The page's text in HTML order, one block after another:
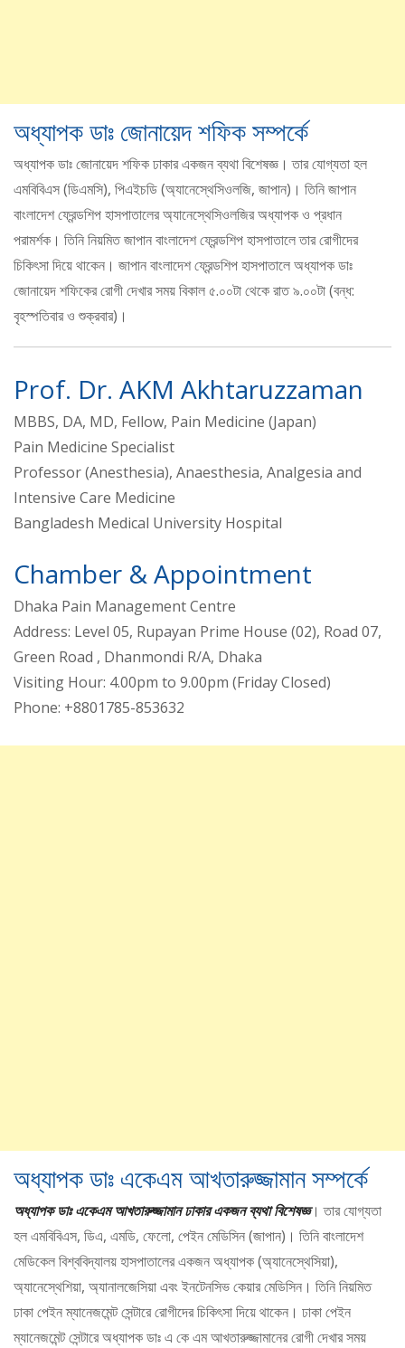
অধ্যাপক ডাঃ জোনায়েদ শফিক সম্পর্কে
অধ্যাপক ডাঃ জোনায়েদ শফিক ঢাকার একজন ব্যথা বিশেষজ্ঞ। তার যোগ্যতা হল
এমবিবিএস (ডিএমসি), পিএইচডি (অ্যানেস্থেসিওলজি, জাপান)। তিনি জাপান
বাংলাদেশ ফ্রেন্ডশিপ হাসপাতালের অ্যানেস্থেসিওলজির অধ্যাপক ও প্রধান
পরামর্শক। তিনি নিয়মিত জাপান বাংলাদেশ ফ্রেন্ডশিপ হাসপাতালে তার রোগীদের
চিকিৎসা দিয়ে থাকেন। জাপান বাংলাদেশ ফ্রেন্ডশিপ হাসপাতালে অধ্যাপক ডাঃ
জোনায়েদ শফিকের রোগী দেখার সময় বিকাল ৫.০০টা থেকে রাত ৯.০০টা (বন্ধ:
বৃহস্পতিবার ও শুক্রবার)।
Prof. Dr. AKM Akhtaruzzaman
MBBS, DA, MD, Fellow, Pain Medicine (Japan)
Pain Medicine Specialist
Professor (Anesthesia), Anaesthesia, Analgesia and
Intensive Care Medicine
Bangladesh Medical University Hospital
Chamber & Appointment
Dhaka Pain Management Centre
Address: Level 05, Rupayan Prime House (02), Road 07,
Green Road , Dhanmondi R/A, Dhaka
Visiting Hour: 4.00pm to 9.00pm (Friday Closed)
Phone: +8801785-853632
অধ্যাপক ডাঃ একেএম আখতারুজ্জামান সম্পর্কে
অধ্যাপক ডাঃ একেএম আখতারুজ্জামান ঢাকার একজন ব্যথা বিশেষজ্ঞ। তার যোগ্যতা
হল এমবিবিএস, ডিএ, এমডি, ফেলো, পেইন মেডিসিন (জাপান)। তিনি বাংলাদেশ
মেডিকেল বিশ্ববিদ্যালয় হাসপাতালের একজন অধ্যাপক (অ্যানেস্থেসিয়া),
অ্যানেস্থেশিয়া, অ্যানালজেসিয়া এবং ইনটেনসিভ কেয়ার মেডিসিন। তিনি নিয়মিত
ঢাকা পেইন ম্যানেজমেন্ট সেন্টারে রোগীদের চিকিৎসা দিয়ে থাকেন। ঢাকা পেইন
ম্যানেজমেন্ট সেন্টারে অধ্যাপক ডাঃ এ কে এম আখতারুজ্জামানের রোগী দেখার সময়